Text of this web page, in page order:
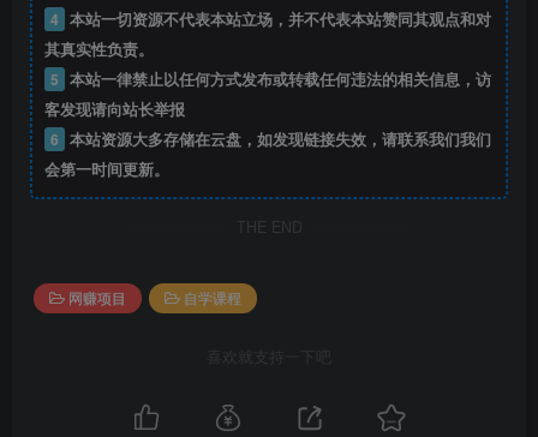
4 本站一切资源不代表本站立场，并不代表本站赞同其观点和对
其真实性负责。
5 本站一律禁止以任何方式发布或转载任何违法的相关信息，访
客发现请向站长举报
6 本站资源大多存储在云盘，如发现链接失效，请联系我们我们
会第一时间更新。
THE END
网赚项目 自学课程
喜欢就支持一下吧